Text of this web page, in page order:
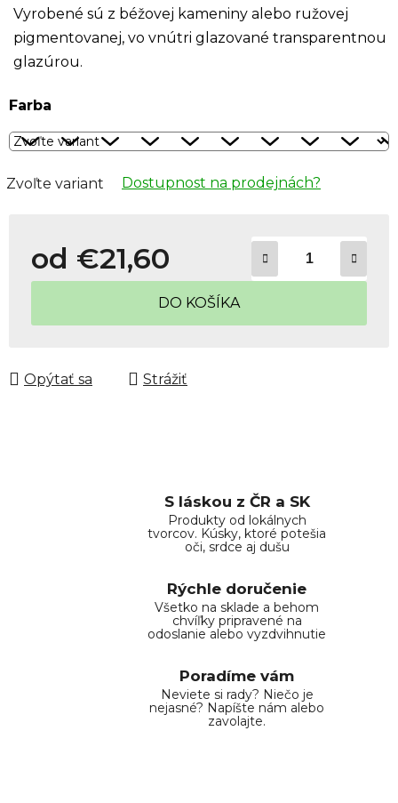
Vyrobené sú z béžovej kameniny alebo ružovej
pigmentovanej, vo vnútri glazované transparentnou
glazúrou.
Farba
Zvoľte variant Dostupnost na prodejnách?
od €21,60
Jednotková cena:
DO KOŠÍKA
Opýtať sa Strážiť
S láskou z ČR a SK
Produkty od lokálnych
tvorcov. Kúsky, ktoré potešia
oči, srdce aj dušu
Rýchle doručenie
Všetko na sklade a behom
chvíľky pripravené na
odoslanie alebo vyzdvihnutie
Poradíme vám
Neviete si rady? Niečo je
nejasné? Napíšte nám alebo
zavolajte.